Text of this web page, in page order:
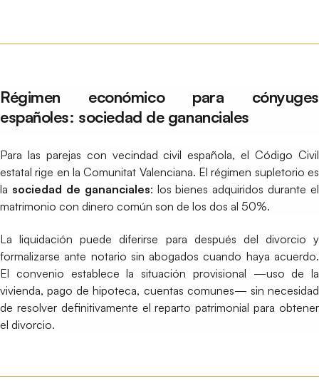
Régimen económico para cónyuges
españoles: sociedad de gananciales
Para las parejas con vecindad civil española, el Código Civil
estatal rige en la Comunitat Valenciana. El régimen supletorio es
la sociedad de gananciales: los bienes adquiridos durante el
matrimonio con dinero común son de los dos al 50%.
La liquidación puede diferirse para después del divorcio y
formalizarse ante notario sin abogados cuando haya acuerdo.
El convenio establece la situación provisional —uso de la
vivienda, pago de hipoteca, cuentas comunes— sin necesidad
de resolver definitivamente el reparto patrimonial para obtener
el divorcio.